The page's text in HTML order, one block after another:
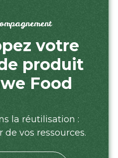
votre
produit
Food
la réutilisation :
vos ressources.